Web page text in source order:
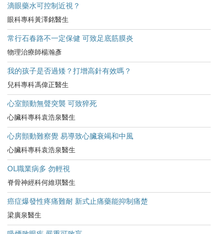
滴眼藥水可控制近視？
眼科專科黃澤銘醫生
常行石春路不一定保健 可致足底筋膜炎
物理治療師楊瀚彥
我的孩子是否過矮？打增高針有效嗎？
兒科專科馮偉正醫生
心室顫動無聲突襲 可致猝死
心臟科專科袁浩泉醫生
心房顫動難察覺 易導致心臟衰竭和中風
心臟科專科袁浩泉醫生
OL職業病多 勿輕視
脊骨神經科何維琪醫生
癌症爆發性疼痛難耐 新式止痛藥能抑制痛楚
梁廣泉醫生